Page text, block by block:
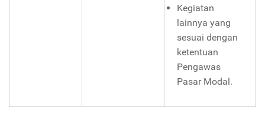
Kegiatan
lainnya yang
sesuai dengan
ketentuan
Pengawas
Pasar Modal.